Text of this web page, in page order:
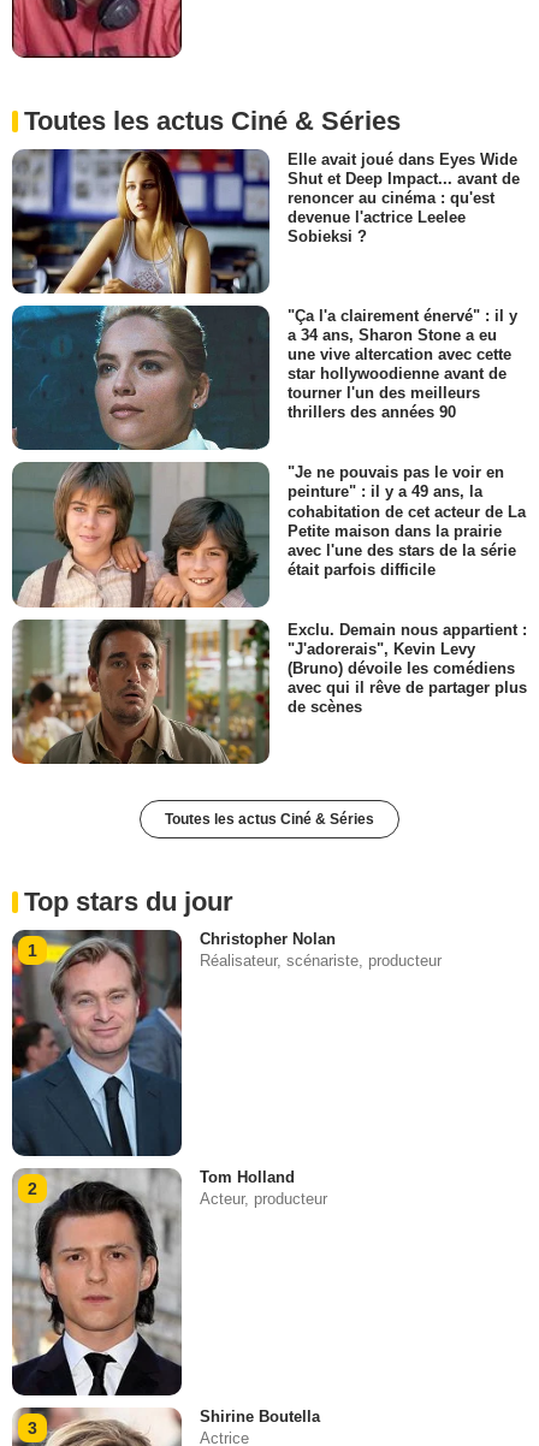
Toutes les actus Ciné & Séries
Elle avait joué dans Eyes Wide
Shut et Deep Impact... avant de
renoncer au cinéma : qu'est
devenue l'actrice Leelee
Sobieksi ?
"Ça l'a clairement énervé" : il y
a 34 ans, Sharon Stone a eu
une vive altercation avec cette
star hollywoodienne avant de
tourner l'un des meilleurs
thrillers des années 90
"Je ne pouvais pas le voir en
peinture" : il y a 49 ans, la
cohabitation de cet acteur de La
Petite maison dans la prairie
avec l'une des stars de la série
était parfois difficile
Exclu. Demain nous appartient :
"J'adorerais", Kevin Levy
(Bruno) dévoile les comédiens
avec qui il rêve de partager plus
de scènes
Toutes les actus Ciné & Séries
Top stars du jour
1
Christopher Nolan
Réalisateur, scénariste, producteur
2
Tom Holland
Acteur, producteur
3
Shirine Boutella
Actrice